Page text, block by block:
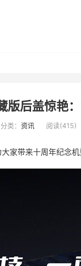
后盖惊艳
分类： 资讯 阅读(415)
家带来十周年纪念机